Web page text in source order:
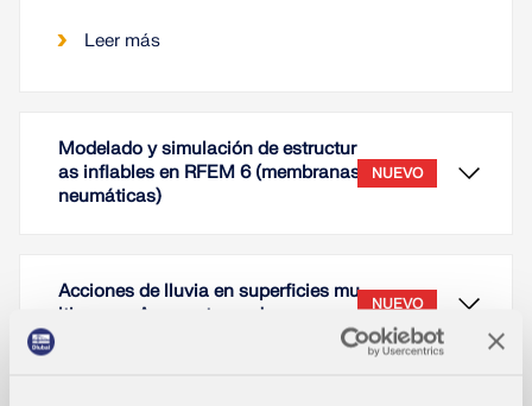
Leer más
Modelado y simulación de estructur
as inflables en RFEM 6 (membranas
neumáticas)
NUEVO
La modelización y simulación de estructuras
Acciones de lluvia en superficies mu
lticurvas. Agua estancada
NUEVO